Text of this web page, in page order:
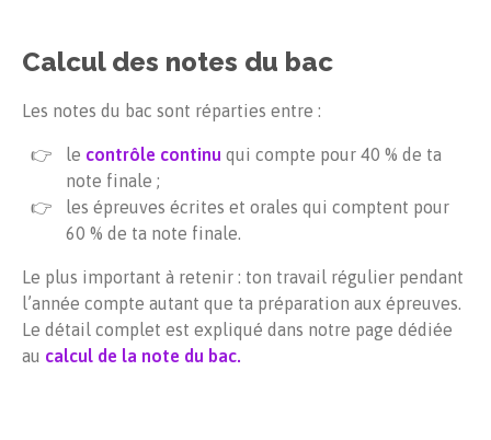
Calcul des notes du bac
Les notes du bac sont réparties entre :
le contrôle continu qui compte pour 40 % de ta
note finale ;
les épreuves écrites et orales qui comptent pour
60 % de ta note finale.
Le plus important à retenir : ton travail régulier pendant
l’année compte autant que ta préparation aux épreuves.
Le détail complet est expliqué dans notre page dédiée
au calcul de la note du bac.